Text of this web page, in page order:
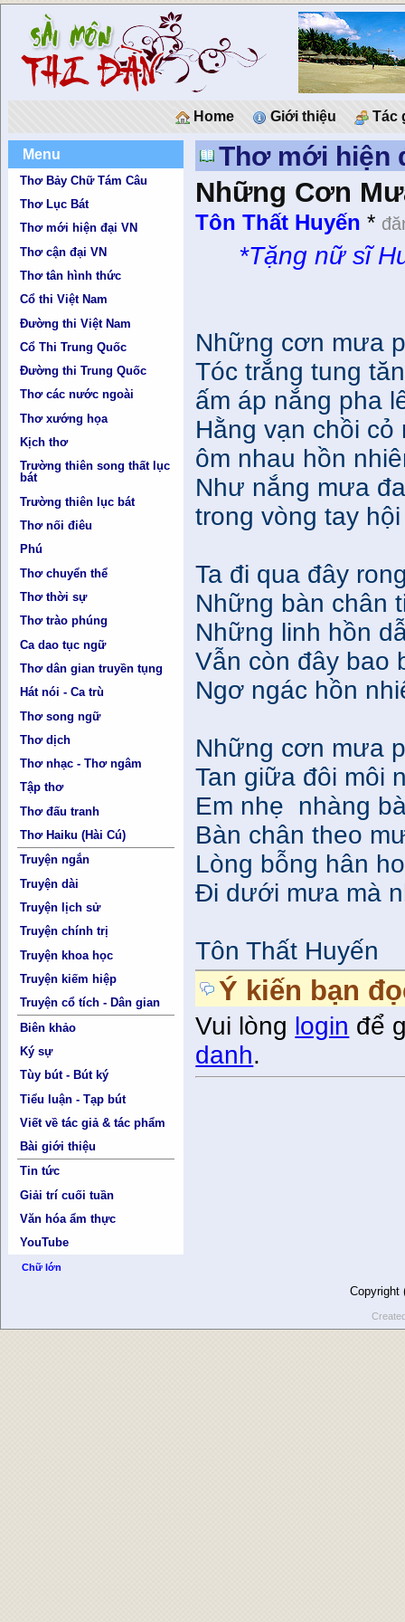
Home Giới thiệu Tác
Menu
Thơ Bảy Chữ Tám Câu
Thơ Lục Bát
Thơ mới hiện đại VN
Thơ cận đại VN
Thơ tân hình thức
Cổ thi Việt Nam
Đường thi Việt Nam
Cổ Thi Trung Quốc
Đường thi Trung Quốc
Thơ các nước ngoài
Thơ xướng họa
Kịch thơ
Trường thiên song thất lục
bát
Trường thiên lục bát
Thơ nối điêu
Phú
Thơ chuyển thể
Thơ thời sự
Thơ trào phúng
Ca dao tục ngữ
Thơ dân gian truyền tụng
Hát nói - Ca trù
Thơ song ngữ
Thơ dịch
Thơ nhạc - Thơ ngâm
Tập thơ
Thơ đấu tranh
Thơ Haiku (Hài Cú)
Truyện ngắn
Truyện dài
Truyện lịch sử
Truyện chính trị
Truyện khoa học
Truyện kiếm hiệp
Truyện cổ tích - Dân gian
Biên khảo
Ký sự
Tùy bút - Bút ký
Tiểu luận - Tạp bút
Viết về tác giả & tác phẩm
Bài giới thiệu
Tin tức
Giải trí cuối tuần
Văn hóa ẩm thực
YouTube
Chữ lớn
Thơ mới hiện
Những Cơn
Tôn Thất Huyến *
*Tặng nữ sĩ
Những cơn mưa
Tóc trắng tung
ấm áp nắng pha
Hằng vạn chồi
ôm nhau hồn
Như nắng mưa
trong vòng tay
Ta đi qua đây
Những bàn chân
Những linh hồn
Vẫn còn đây bao
Ngơ ngác hồn
Những cơn mưa
Tan giữa đôi môi
Em nhẹ nhàng
Bàn chân theo
Lòng bỗng hân
Đi dưới mưa mà
Tôn Thất Huyến
Ý kiến bạn
Vui lòng login để
danh.
Copyright